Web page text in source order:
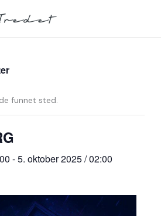
funnet sted.
-5. oktober 2025 / 02:00